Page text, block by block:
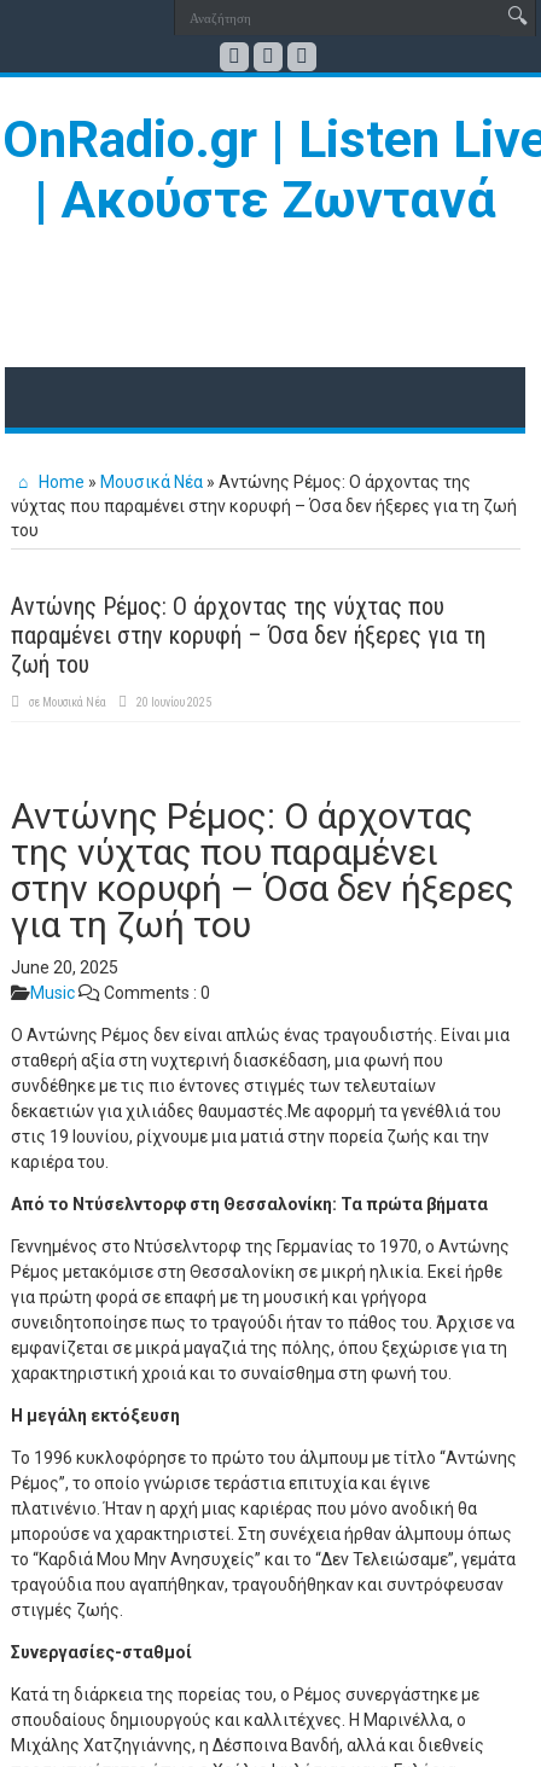
Home » Μουσικά Νέα » Αντώνης Ρέμος: Ο άρχοντας της
νύχτας που παραμένει στην κορυφή – Όσα δεν ήξερες για τη ζωή
του
Αντώνης Ρέμος: Ο άρχοντας της νύχτας που
παραμένει στην κορυφή – Όσα δεν ήξερες για τη
ζωή του
σε Μουσικά Νέα 20 Ιουνίου 2025
Αντώνης Ρέμος: Ο άρχοντας
της νύχτας που παραμένει
στην κορυφή – Όσα δεν ήξερες
για τη ζωή του
June 20, 2025
Music
Comments : 0
Ο Αντώνης Ρέμος δεν είναι απλώς ένας τραγουδιστής. Είναι μια
σταθερή αξία στη νυχτερινή διασκέδαση, μια φωνή που
συνδέθηκε με τις πιο έντονες στιγμές των τελευταίων
δεκαετιών για χιλιάδες θαυμαστές.Με αφορμή τα γενέθλιά του
στις 19 Ιουνίου, ρίχνουμε μια ματιά στην πορεία ζωής και την
καριέρα του.
Από το Ντύσελντορφ στη Θεσσαλονίκη: Τα πρώτα βήματα
Γεννημένος στο Ντύσελντορφ της Γερμανίας το 1970, ο Αντώνης
Ρέμος μετακόμισε στη Θεσσαλονίκη σε μικρή ηλικία. Εκεί ήρθε
για πρώτη φορά σε επαφή με τη μουσική και γρήγορα
συνειδητοποίησε πως το τραγούδι ήταν το πάθος του. Άρχισε να
εμφανίζεται σε μικρά μαγαζιά της πόλης, όπου ξεχώρισε για τη
χαρακτηριστική χροιά και το συναίσθημα στη φωνή του.
Η μεγάλη εκτόξευση
Το 1996 κυκλοφόρησε το πρώτο του άλμπουμ με τίτλο “Αντώνης
Ρέμος”, το οποίο γνώρισε τεράστια επιτυχία και έγινε
πλατινένιο. Ήταν η αρχή μιας καριέρας που μόνο ανοδική θα
μπορούσε να χαρακτηριστεί. Στη συνέχεια ήρθαν άλμπουμ όπως
το “Καρδιά Μου Μην Ανησυχείς” και το “Δεν Τελειώσαμε”, γεμάτα
τραγούδια που αγαπήθηκαν, τραγουδήθηκαν και συντρόφευσαν
στιγμές ζωής.
Συνεργασίες-σταθμοί
Κατά τη διάρκεια της πορείας του, ο Ρέμος συνεργάστηκε με
σπουδαίους δημιουργούς και καλλιτέχνες. Η Μαρινέλλα, ο
Μιχάλης Χατζηγιάννης, η Δέσποινα Βανδή, αλλά και διεθνείς